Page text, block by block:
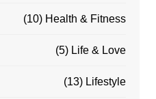
Health & Fitness
(10)
Life & Love
(5)
Lifestyle
(13)